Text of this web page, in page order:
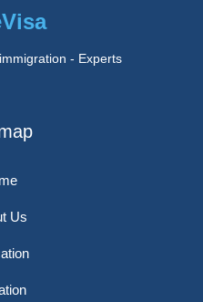
- Experts
Us